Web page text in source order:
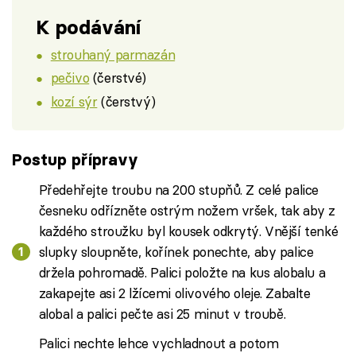
K podávání
strouhaný parmazán
pečivo (čerstvé)
kozí sýr(čerstvý)
Postup přípravy
Předehřejte troubu na 200 stupňů. Z celé palice
česneku odřízněte ostrým nožem vršek, tak aby z
každého stroužku byl kousek odkrytý. Vnější tenké
slupky sloupněte, kořínek ponechte, aby palice
držela pohromadě. Palici položte na kus alobalu a
zakapejte asi 2 lžícemi olivového oleje. Zabalte
alobal a palici pečte asi 25 minut v troubě.
Palici nechte lehce vychladnout a potom